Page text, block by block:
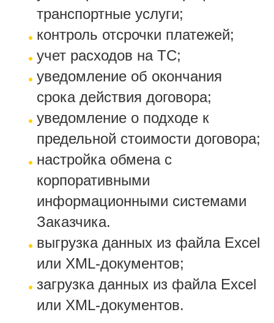
транспортные услуги;
контроль отсрочки платежей;
учет расходов на ТС;
уведомление об окончания
срока действия договора;
уведомление о подходе к
предельной стоимости договора;
настройка обмена с
корпоративными
информационными системами
Заказчика.
выгрузка данных из файла Excel
или XML-документов;
загрузка данных из файла Excel
или XML-документов.